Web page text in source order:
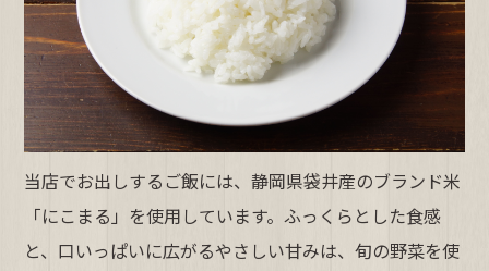
当店でお出しするご飯には、静岡県袋井産のブランド米
「にこまる」を使用しています。ふっくらとした食感
と、口いっぱいに広がるやさしい甘みは、旬の野菜を使